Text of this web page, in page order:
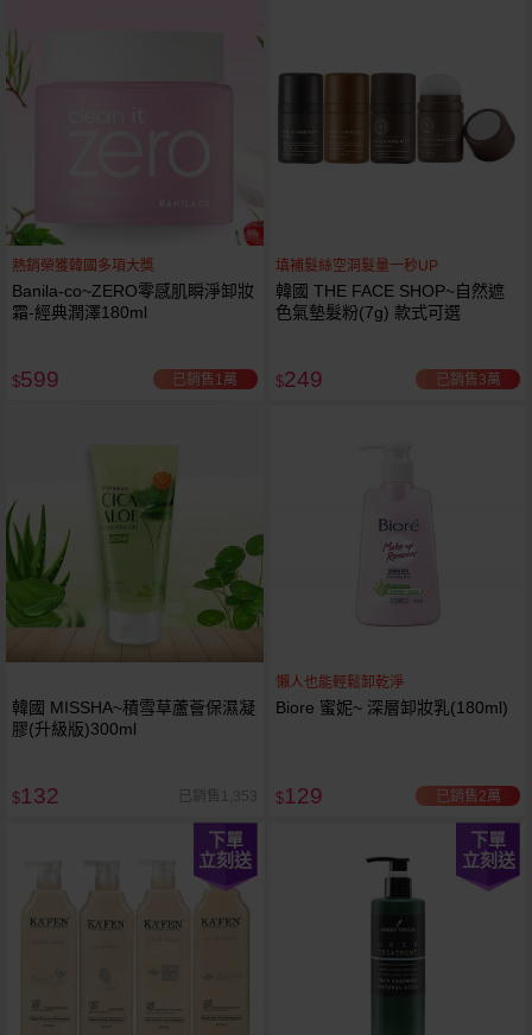
熱銷榮獲韓國多項大獎
Banila-co~ZERO零感肌瞬淨卸妝
霜-經典潤澤180ml
$599 已銷售1萬
填補髮絲空洞髮量一秒UP
韓國 THE FACE SHOP~自然遮
色氣墊髮粉(7g) 款式可選
$249 已銷售3萬
韓國 MISSHA~積雪草蘆薈保濕凝
膠(升級版)300ml
$132 已銷售1,353
懶人也能輕鬆卸乾淨
Biore 蜜妮~ 深層卸妝乳(180ml)
$129 已銷售2萬
下單
立刻送
下單
立刻送